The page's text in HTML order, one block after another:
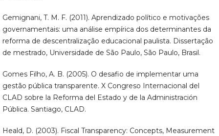
Gemignani, T. M. F. (2011). Aprendizado político e motivações
governamentais: uma análise empírica dos determinantes da
reforma de descentralização educacional paulista. Dissertação
de mestrado, Universidade de São Paulo, São Paulo, Brasil.
Gomes Filho, A. B. (2005). O desafio de implementar uma
gestão pública transparente. X Congreso Internacional del
CLAD sobre la Reforma del Estado y de la Administración
Pública. Santiago, CLAD.
Heald, D. (2003). Fiscal Transparency: Concepts, Measurement